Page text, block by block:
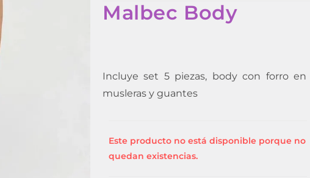
Malbec Body
Incluye set 5 piezas, body con forro
musleras y guantes
Este producto no está disponible porque no
quedan existencias.